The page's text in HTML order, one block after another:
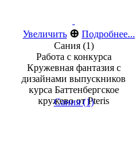
Увеличить ⊕ Подробнее...
Сания (1)
Работа с конкурса
Кружевная фантазия с
дизайнами выпускников
курса Баттенбергское
кружево от Pteris
Сания (1)